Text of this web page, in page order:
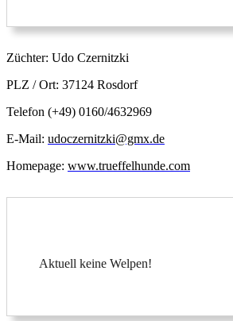
Züchter: Udo Czernitzki
PLZ / Ort: 37124 Rosdorf
Telefon (+49) 0160/4632969
E-Mail: udoczernitzki@gmx.de
Homepage: www.trueffelhunde.com
Aktuell keine Welpen!